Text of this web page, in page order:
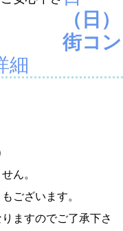
（日）
街コン
細
ん。
ございます。
ますのでご了承下さ